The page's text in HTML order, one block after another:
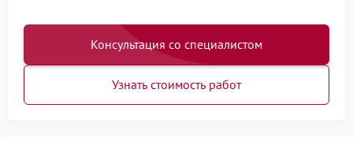
Консультация со специалистом
Узнать стоимость работ